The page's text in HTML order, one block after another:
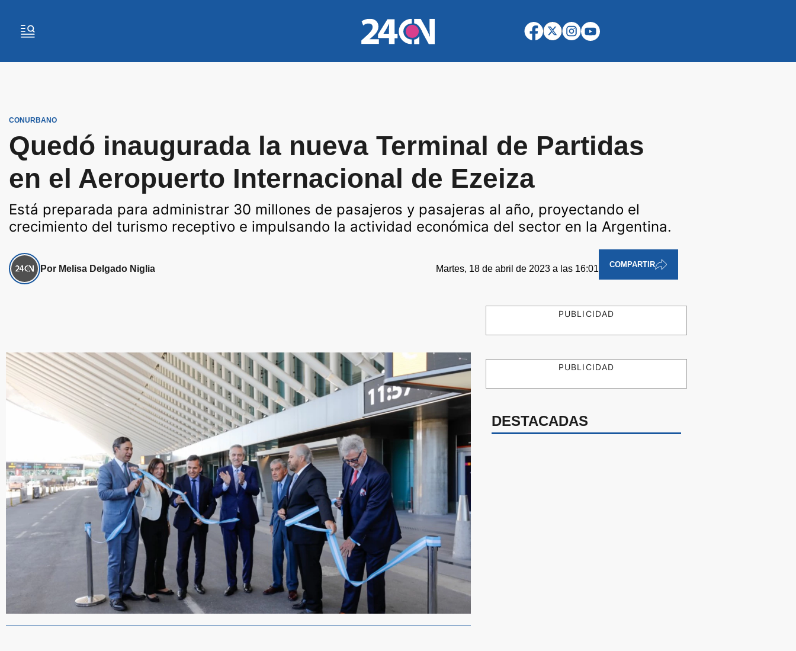
CONURBANO
Quedó inaugurada la nueva Terminal de Partidas
en el Aeropuerto Internacional de Ezeiza
Está preparada para administrar 30 millones de pasajeros y pasajeras al año, proyectando el
crecimiento del turismo receptivo e impulsando la actividad económica del sector en la Argentina.
Por Melisa Delgado Niglia Martes, 18 de abril de 2023 a las 16:01 COMPARTIR
PUBLICIDAD
PUBLICIDAD
DESTACADAS